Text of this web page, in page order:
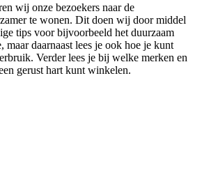
wij onze bezoekers naar de
te wonen. Dit doen wij door middel
tips voor bijvoorbeeld het duurzaam
maar daarnaast lees je ook hoe je kunt
Verder lees je bij welke merken en
gerust hart kunt winkelen.